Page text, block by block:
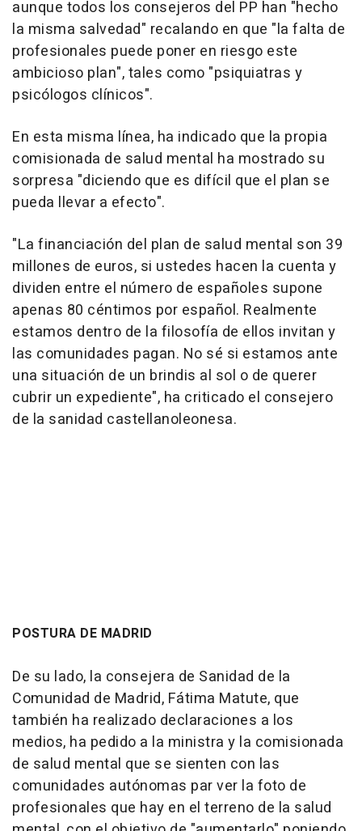
aunque todos los consejeros del PP han "hecho
la misma salvedad" recalando en que "la falta de
profesionales puede poner en riesgo este
ambicioso plan", tales como "psiquiatras y
psicólogos clínicos".
En esta misma línea, ha indicado que la propia
comisionada de salud mental ha mostrado su
sorpresa "diciendo que es difícil que el plan se
pueda llevar a efecto".
"La financiación del plan de salud mental son 39
millones de euros, si ustedes hacen la cuenta y
dividen entre el número de españoles supone
apenas 80 céntimos por español. Realmente
estamos dentro de la filosofía de ellos invitan y
las comunidades pagan. No sé si estamos ante
una situación de un brindis al sol o de querer
cubrir un expediente", ha criticado el consejero
de la sanidad castellanoleonesa.
POSTURA DE MADRID
De su lado, la consejera de Sanidad de la
Comunidad de Madrid, Fátima Matute, que
también ha realizado declaraciones a los
medios, ha pedido a la ministra y la comisionada
de salud mental que se sienten con las
comunidades autónomas par ver la foto de
profesionales que hay en el terreno de la salud